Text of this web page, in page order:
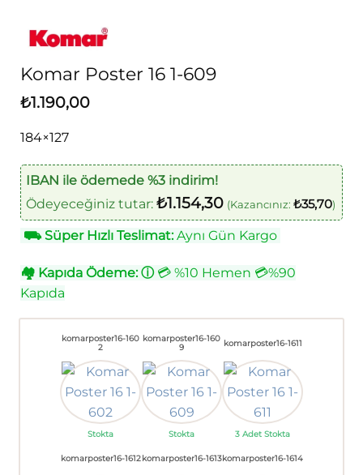
Komar Poster 16 1-609
₺1.190,00
184×127
IBAN ile ödemede %3 indirim!
Ödeyeceğiniz tutar: ₺1.154,30 (Kazancınız: ₺35,70)
⛟Süper Hızlı Teslimat:Aynı Gün Kargo
🏘 Kapıda Ödeme: ⓘ💳 %10 Hemen 💳%90
Kapıda
komarposter16-160
2
Stokta
komarposter16-160
9
Stokta
komarposter16-1611
3 Adet Stokta
komarposter16-1612komarposter16-1613komarposter16-1614